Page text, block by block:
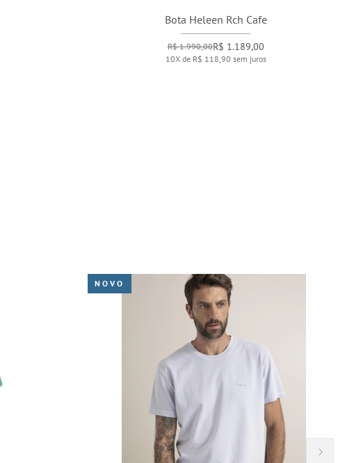
Bota Heleen Rch Cafe
R$ 1.189,00
10X de R$ 118,90 sem juros